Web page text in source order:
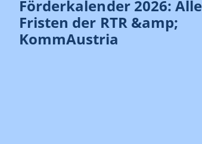
Förderkalender 2026: Alle
Fristen der RTR &amp;
KommAustria